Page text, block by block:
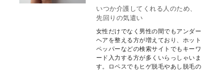
いつか介護してくれる人のため、
先回りの気遣い
女性だけでなく男性の間でもアンダー
ヘアを整える方が増えており、ホット
ペッパーなどの検索サイトでもキーワ
ード入力する方が多くいらっしゃいま
す。ロペスでもヒゲ脱毛やあし脱毛の